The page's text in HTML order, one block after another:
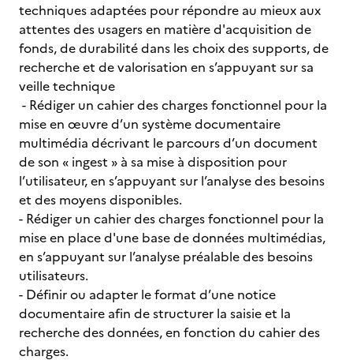
techniques adaptées pour répondre au mieux aux
attentes des usagers en matière d'acquisition de
fonds, de durabilité dans les choix des supports, de
recherche et de valorisation en s’appuyant sur sa
veille technique
- Rédiger un cahier des charges fonctionnel pour la
mise en œuvre d’un système documentaire
multimédia décrivant le parcours d’un document
de son « ingest » à sa mise à disposition pour
l’utilisateur, en s’appuyant sur l’analyse des besoins
et des moyens disponibles.
- Rédiger un cahier des charges fonctionnel pour la
mise en place d'une base de données multimédias,
en s’appuyant sur l’analyse préalable des besoins
utilisateurs.
- Définir ou adapter le format d’une notice
documentaire afin de structurer la saisie et la
recherche des données, en fonction du cahier des
charges.